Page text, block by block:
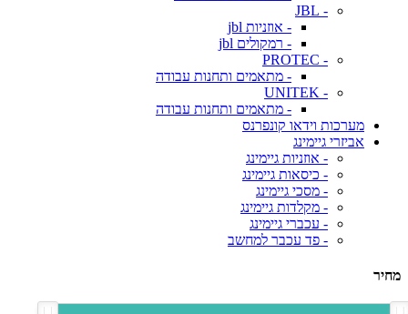
- JBL
- אוזניות jbl
- רמקולים jbl
- PROTEC
- מתאמים ותחנות עבודה
- UNITEK
- מתאמים ותחנות עבודה
מערכות וידאו קונפרנס
אביזרי גיימינג
- אוזניות גיימינג
- כיסאות גיימינג
- מסכי גיימינג
- מקלדות גיימינג
- עכברי גיימינג
- פד עכבר למחשב
מחיר